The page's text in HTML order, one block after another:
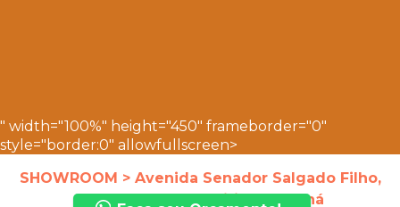
" width="100%" height="450" frameborder="0"
style="border:0" allowfullscreen>
SHOWROOM > Avenida Senador Salgado Filho,
4138, Uberaba, Curitiba - Paraná